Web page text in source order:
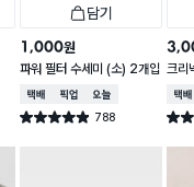
담기
1,000원
파워 필터 수세미 (소) 2개입
택배배송매장픽업오늘배송
별점 4.9점 788
건 작성
크리
주
택배
별점